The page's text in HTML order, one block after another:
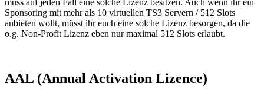
muss auf jeden Fall eine solche Lizenz besitzen. Auch wenn ihr ein
Sponsoring mit mehr als 10 virtuellen TS3 Servern / 512 Slots
anbieten wollt, müsst ihr euch eine solche Lizenz besorgen, da die
o.g. Non-Profit Lizenz eben nur maximal 512 Slots erlaubt.
AAL (Annual Activation Lizence)